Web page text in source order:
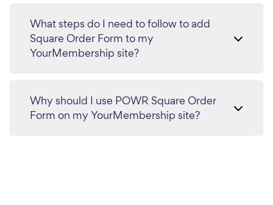
What steps do I need to follow to add
Square Order Form to my
YourMembership site?
Why should I use POWR Square Order
Form on my YourMembership site?